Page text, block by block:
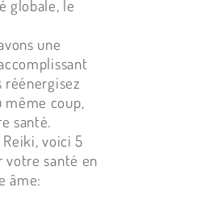
globale, le
une
réénergisez
même coup,
santé.
voici 5
votre santé en
âme: